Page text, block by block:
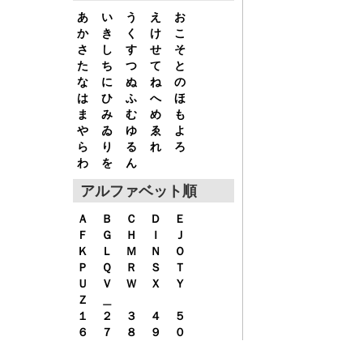
あ い う え
お
か
き く け
こ
さ
し す せ
そ
た
ち つ て
と
な
に ぬ ね
の
は
ひ ふ へ
ほ
ま
み む め
も
や
ゐ ゆ ゑ
よ
ら
り る れ
ろ
わ
を ん
アルファベット順
Ａ Ｂ Ｃ Ｄ
Ｅ
Ｆ
Ｇ Ｈ Ｉ
Ｊ
Ｋ
Ｌ Ｍ Ｎ
Ｏ
Ｐ
Ｑ Ｒ Ｓ
Ｔ
Ｕ
Ｖ Ｗ Ｘ
Ｙ
Ｚ
１
２ ３ ４
５
６
７ ８ ９ ０